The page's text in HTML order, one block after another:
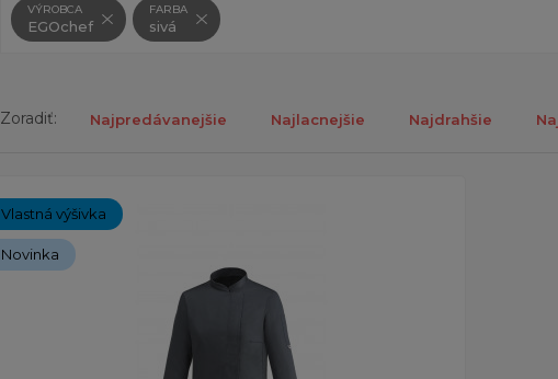
VÝROBCA
EGOchef
FARBA
sivá
Zoradiť: Najpredávanejšie Najlacnejšie Najdrahšie
Vlastná výšivka
Novinka